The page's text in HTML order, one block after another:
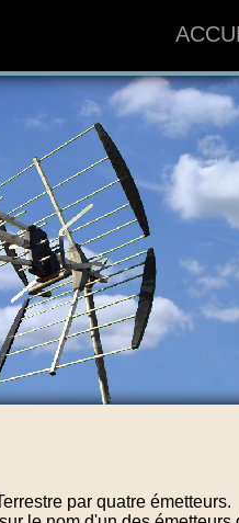
par quatre émetteurs.